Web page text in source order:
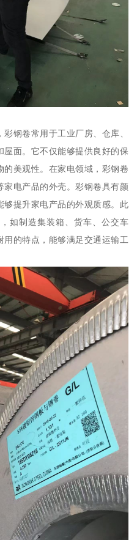
钢卷常用于工业厂房、仓库、
面。它不仅能够提供良好的保
美观性。在家电领域，彩钢卷
电产品的外壳。彩钢卷具有颜
提升家电产品的外观质感。此
如制造集装箱、货车、公交车
的特点，能够满足交通运输工